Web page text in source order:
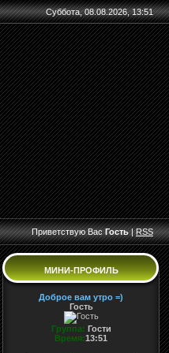
Суббота, 08.08.2026, 13:51
Приветствую Вас Гость|RSS
МИНИ-ПРОФИЛЬ
Доброе вам утро =)
Гость
Группа: Гости
Время:13:51